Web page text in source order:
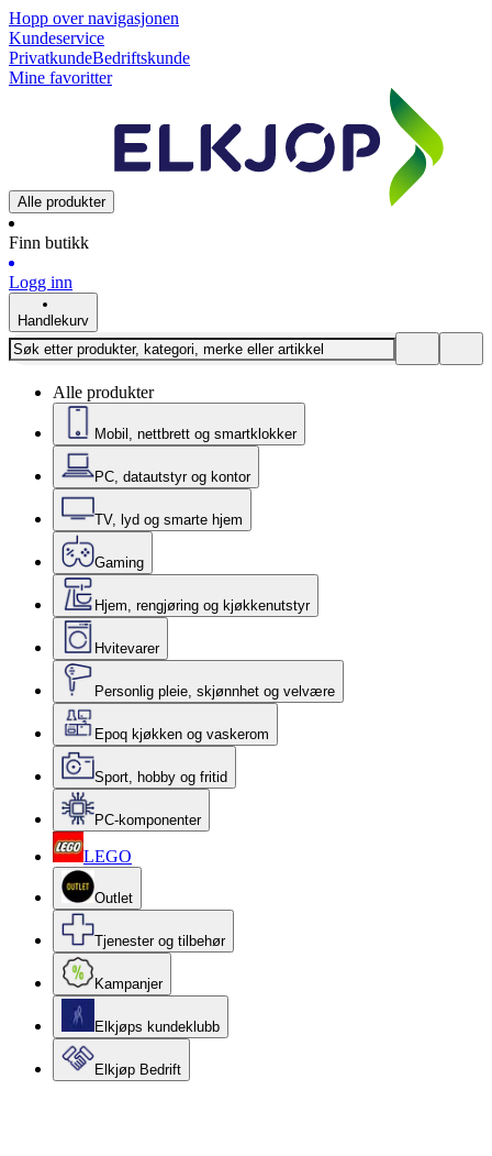
Hopp over navigasjonen
Kundeservice
PrivatkundeBedriftskunde
Mine favoritter
Alle produkter
Finn butikk
Logg inn
Handlekurv
Alle produkter
Mobil, nettbrett og smartklokker
PC, datautstyr og kontor
TV, lyd og smarte hjem
Gaming
Hjem, rengjøring og kjøkkenutstyr
Hvitevarer
Personlig pleie, skjønnhet og velvære
Epoq kjøkken og vaskerom
Sport, hobby og fritid
PC-komponenter
LEGO
Outlet
Tjenester og tilbehør
Kampanjer
Elkjøps kundeklubb
Elkjøp Bedrift